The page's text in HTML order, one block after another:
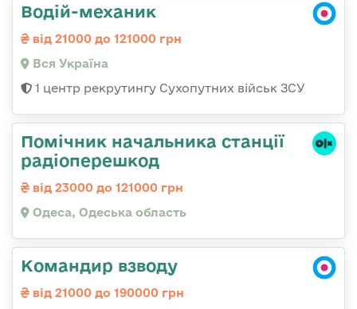
Водій-механик
від 21000 до 121000 грн
Вся Україна
1 центр рекрутингу Сухопутних військ ЗСУ
Помічник начальника станції
радіоперешкод
від 23000 до 121000 грн
Одеса, Одеська область
Командир взводу
від 21000 до 190000 грн